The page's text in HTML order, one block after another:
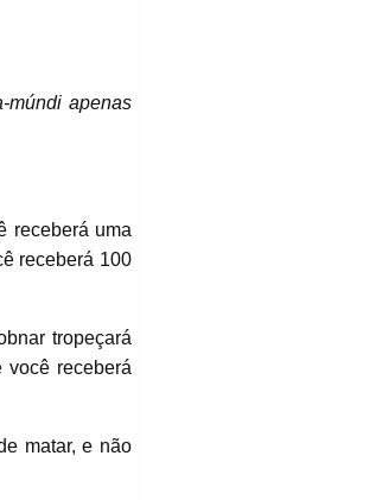
múndi apenas
receberá uma
receberá 100
tropeçará
você receberá
matar, e não